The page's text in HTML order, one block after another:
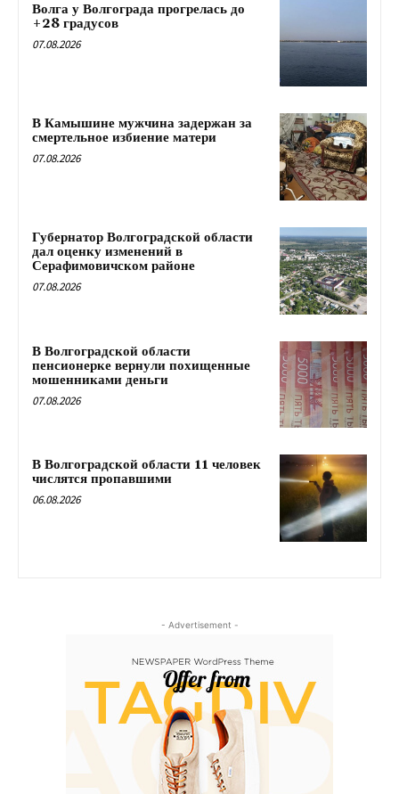
Волга у Волгограда прогрелась до
+28 градусов
07.08.2026
В Камышине мужчина задержан за
смертельное избиение матери
07.08.2026
Губернатор Волгоградской области
дал оценку изменений в
Серафимовичском районе
07.08.2026
В Волгоградской области
пенсионерке вернули похищенные
мошенниками деньги
07.08.2026
В Волгоградской области 11 человек
числятся пропавшими
06.08.2026
- Advertisement -